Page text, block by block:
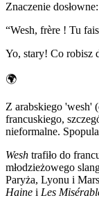
Znaczenie dosłowne:
“Wesh, frère ! Tu
Yo, stary! Co robisz
🌍
Z arabskiego 'wesh'
francuskiego,
nieformalne.
Wesh trafiło do
młodzieżowego
Paryża, Lyonu i
Haine i Les